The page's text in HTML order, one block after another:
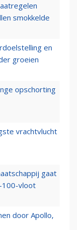
smokkelde
en
groeien
opschorting
vrachtvlucht
gaat
100-vloot
door Apollo,